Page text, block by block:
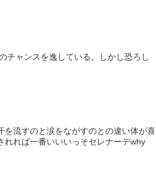
チャンスを逸している。しかし恐ろし
流すのと涙をながすのとの違い体が喜
れれば一番いいいっそセレナーデwhy